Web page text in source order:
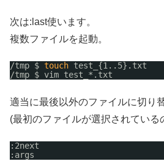
次は:last使います。
複数ファイルを起動。
/tmp $ touch test_{1..5}.txt
/tmp $ vim test_*.txt
適当に最後以外のファイルに切り
(最初のファイルが選択されている
:2next
:args